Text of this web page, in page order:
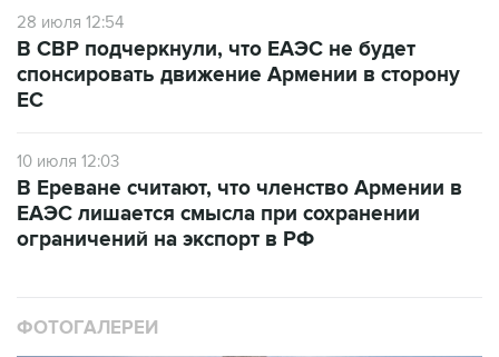
28 июля 12:54
В СВР подчеркнули, что ЕАЭС не будет
спонсировать движение Армении в сторону
ЕС
10 июля 12:03
В Ереване считают, что членство Армении в
ЕАЭС лишается смысла при сохранении
ограничений на экспорт в РФ
ФОТОГАЛЕРЕИ